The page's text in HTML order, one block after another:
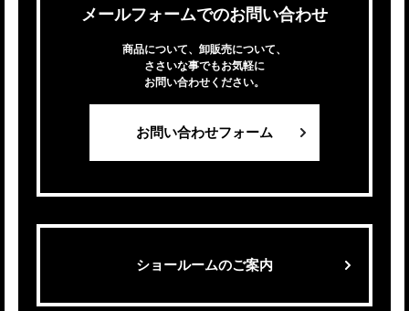
メールフォームでのお問い合わせ
商品について、卸販売について、
ささいな事でもお気軽に
お問い合わせください。
お問い合わせフォーム
ショールームのご案内